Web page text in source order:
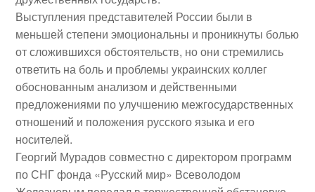
Выступления представителей России были в
меньшей степени эмоциональны и проникнуты болью
от сложившихся обстоятельств, но они стремились
ответить на боль и проблемы украинских коллег
обоснованным анализом и действенными
предложениями по улучшению межгосударственных
отношений и положения русского языка и его
носителей.
Георгий Мурадов совместно с директором программ
по СНГ фонда «Русский мир» Всеволодом